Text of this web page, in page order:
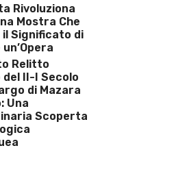
Rivoluziona
Mostra Che
il Significato di
Relitto
del II-I Secolo
di Mazara
Una
Scoperta